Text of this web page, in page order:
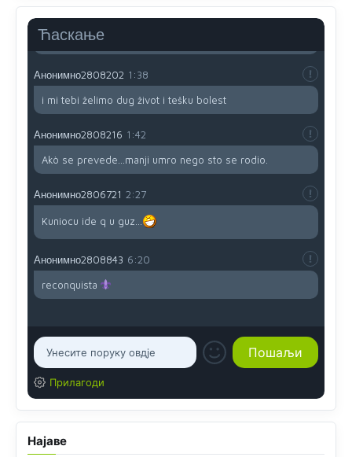
Ћаскање
da brani? A imamo vojsku Kosova kojoj želimo svako
dobro i da se što bolje opreme
Анонимно2808202 1:38
i mi tebi želimo dug život i tešku bolest
Анонимно2808216 1:42
Akò se prevede...manji umro nego sto se rodio.
Анонимно2806721 2:27
Kuniocu ide q u guz...
Анонимно2808843 6:20
reconquista
Прилагоди
Најаве